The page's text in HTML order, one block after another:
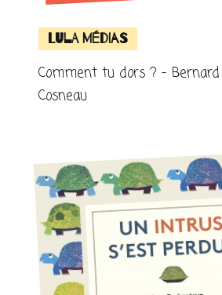
Lula Médias
Comment tu dors ? –
Cosneau